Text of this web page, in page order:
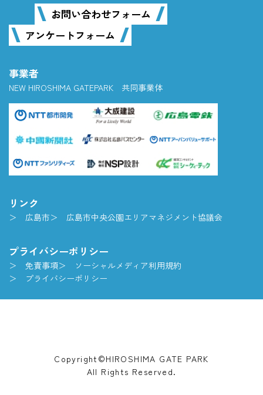
お問い合わせフォーム
アンケートフォーム
事業者
NEW HIROSHIMA GATEPARK 共同事業体
リンク
広島市 広島市中央公園エリアマネジメント協議会
プライバシーポリシー
免責事項
ソーシャルメディア利用規約
プライバシーポリシー
Copyright©HIROSHIMA GATE PARK
All Rights Reserved.